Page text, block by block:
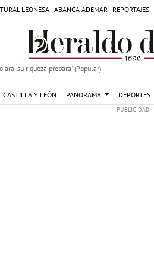
LEONESA ABANCA ADEMAR REPORTAJES
ara, su riqueza prepara' (Popular)
CASTILLA Y LEÓN PANORAMA DEPORTES